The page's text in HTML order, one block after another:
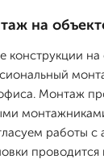
на
конструкции
Монтаж
работы с
проводится